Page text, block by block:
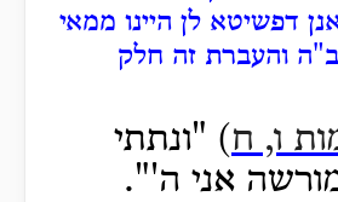
דפשיטא לן היינו ממאי
והעברת זה חלק
ו, ח) "ונתתי
אני ה'".